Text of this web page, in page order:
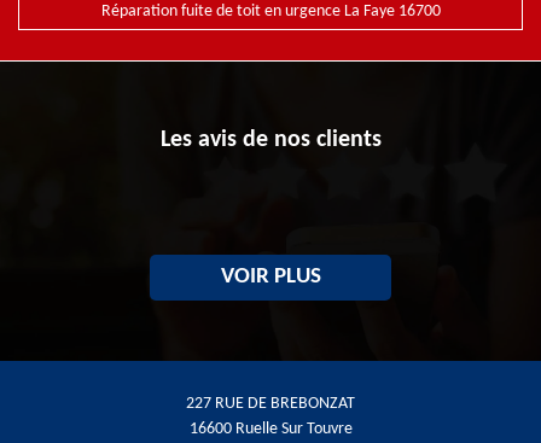
Réparation fuite de toit en urgence La Faye 16700
Les avis de nos clients
VOIR PLUS
227 RUE DE BREBONZAT
16600 Ruelle Sur Touvre